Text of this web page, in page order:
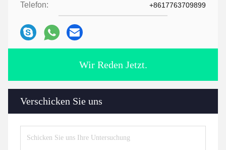
Telefon: +8617763709899
Wir Reden Jetzt.
Verschicken Sie uns